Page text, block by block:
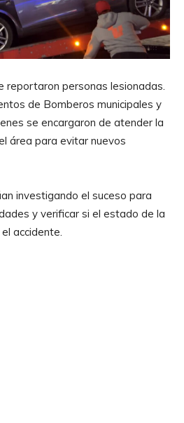
reportaron personas lesionadas.
de Bomberos municipales y
se encargaron de atender la
área para evitar nuevos
investigando el suceso para
y verificar si el estado de la
accidente.